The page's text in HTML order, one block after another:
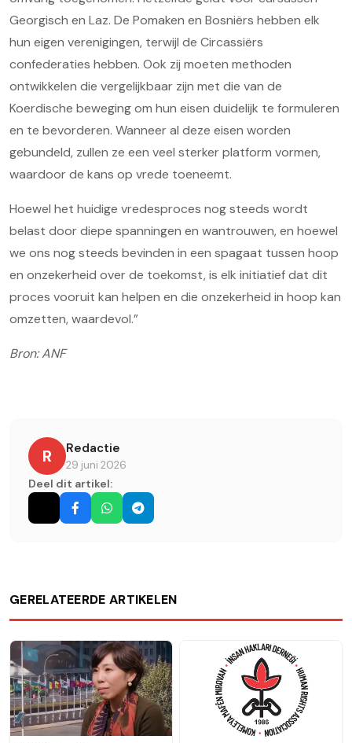
Georgisch en Laz. De Pomaken en Bosniërs hebben elk
hun eigen verenigingen, terwijl de Circassiërs
confederaties hebben. Ook zij moeten methoden
ontwikkelen die vergelijkbaar zijn met die van de
Koerdische beweging om hun eisen duidelijk te formuleren
en te bevorderen. Wanneer al deze eisen worden
gebundeld, zullen ze een veel sterker platform vormen,
waardoor de kans op vrede toeneemt.
Hoewel het huidige vredesproces nog steeds wordt
belast door diepe spanningen en wantrouwen, en hoewel
we ons nog steeds bevinden in een spagaat tussen hoop
en onzekerheid over de toekomst, is elk initiatief dat dit
proces vooruit kan helpen en die onzekerheid in hoop kan
omzetten, waardevol.”
Bron: ANF
R Redactie
29 juni 2026
Deel dit artikel:
GERELATEERDE ARTIKELEN